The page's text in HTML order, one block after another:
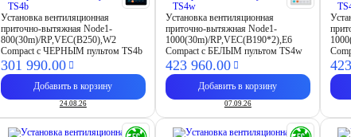
Установка вентиляционная
приточно-вытяжная Node1-
800(30m)/RP,VEC(B250),W2
Compact с ЧЕРНЫМ пультом TS4b
301 990.00
Добавить в корзину
24.08.26
Установка вентиляционная
приточно-вытяжная Node1-
1000(30m)/RP,VEC(B190*2),E6
Compact с БЕЛЫМ пультом TS4w
423 960.00
Добавить в корзину
07.09.26